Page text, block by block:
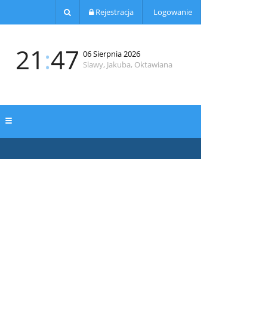
Rejestracja Logowanie
21 :47 06 Sierpnia 2026
Slawy, Jakuba, Oktawiana